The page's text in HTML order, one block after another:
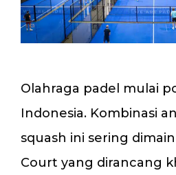
Olahraga padel mulai
Indonesia. Kombinasi
squash ini sering
Court yang dirancang